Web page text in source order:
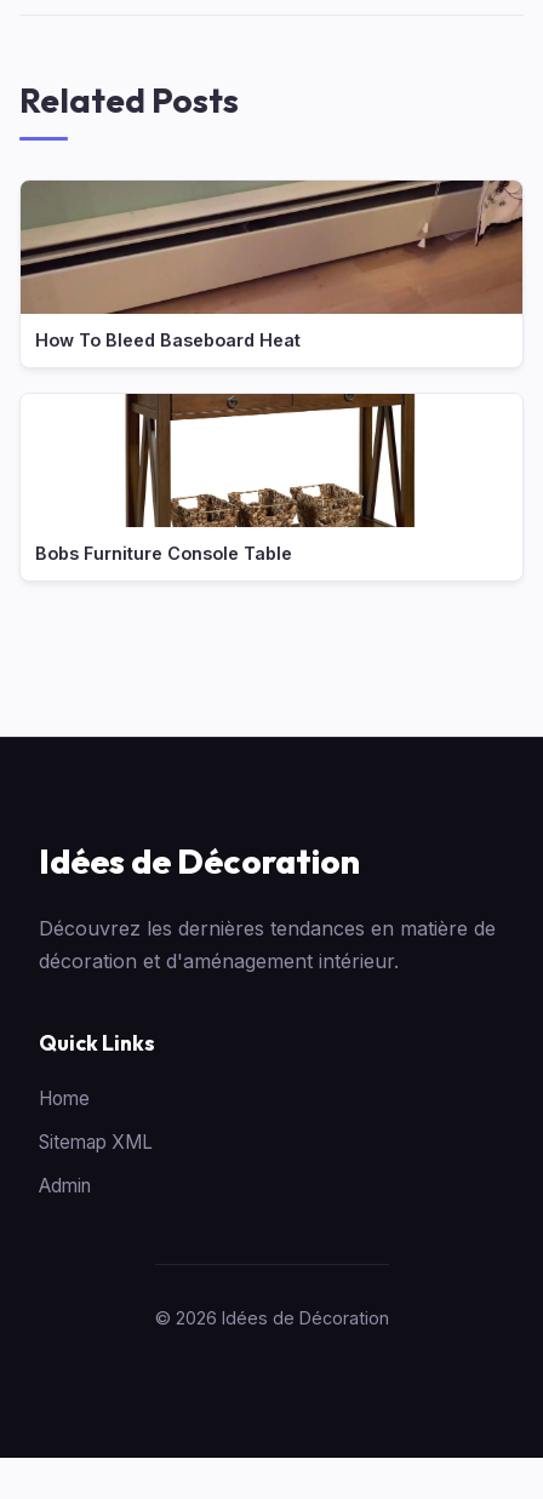
Related Posts
How To Bleed Baseboard Heat
Bobs Furniture Console Table
Idées de Décoration
Découvrez les dernières tendances en matière de
décoration et d'aménagement intérieur.
Quick Links
Home
Sitemap XML
Admin
© 2026 Idées de Décoration